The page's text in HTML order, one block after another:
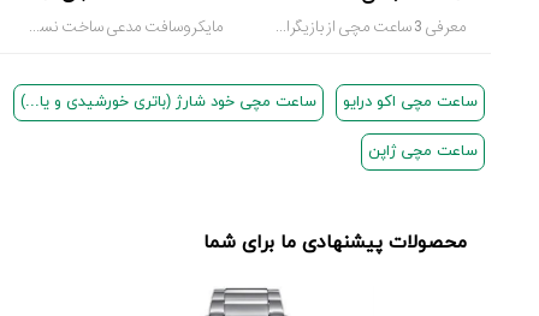
معرفی 3 ساعت مچی از بازیگران و افراد معروف ایرانی مایکروسافت مدعی ساخت نسل اول ساعت هوشمند
ساعت مچی اکو درایو ساعت مچی خود شارژ (باتری خورشیدی و یا...)
ساعت مچی ژاپن
محصولات پیشنهادی ما برای شما